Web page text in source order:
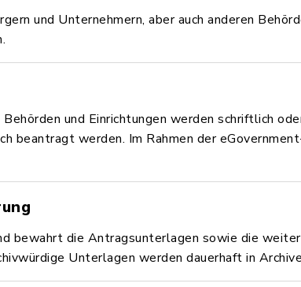
und Unternehmern, aber auch anderen
und Einrichtungen werden schriftlich
beantragt werden. Im Rahmen der
bewahrt die Antragsunterlagen sowie die
Unterlagen werden dauerhaft in